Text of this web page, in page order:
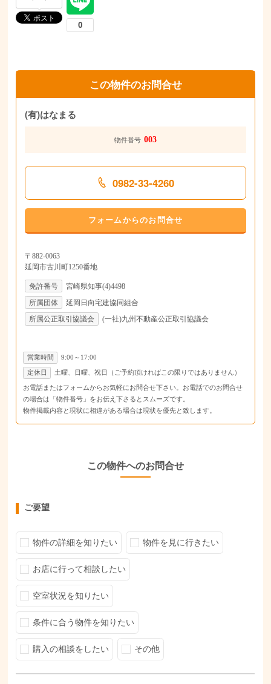
この物件のお問合せ
(有)はなまる
物件番号 003
0982-33-4260
フォームからのお問合せ
〒882-0063
延岡市古川町1250番地
免許番号
宮崎県知事(4)4498
所属団体
延岡日向宅建協同組合
所属公正取引協議会
(一社)九州不動産公正取引協議会
営業時間 9:00～17:00
定休日 土曜、日曜、祝日（ご予約頂ければこの限りではありません）
お電話またはフォームからお気軽にお問合せ下さい。お電話でのお問合せ
の場合は「物件番号」をお伝え下さるとスムーズです。
物件掲載内容と現状に相違がある場合は現状を優先と致します。
この物件へのお問合せ
ご要望
物件の詳細を知りたい 物件を見に行きたい
お店に行って相談したい
空室状況を知りたい
条件に合う物件を知りたい
購入の相談をしたい その他